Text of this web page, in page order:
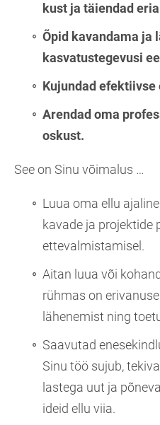
kust ja täiendad
Õpid kavandama ja
kasvatustegevusi
Kujundad
Arendad oma
oskust.
See on Sinu võimalus …
Luua oma ellu
kavade ja projektide
ettevalmistamisel.
Aitan luua või
rühmas on
lähenemist ning
Saavutad
Sinu töö sujub,
lastega uut ja
ideid ellu viia.